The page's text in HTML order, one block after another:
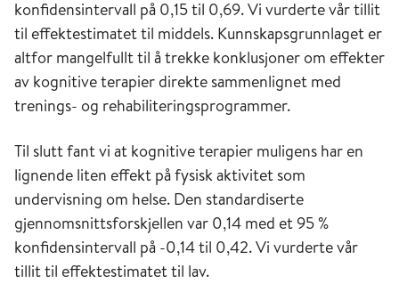
konfidensintervall på 0,15 til 0,69. Vi vurderte vår tillit
til effektestimatet til middels. Kunnskapsgrunnlaget er
altfor mangelfullt til å trekke konklusjoner om effekter
av kognitive terapier direkte sammenlignet med
trenings- og rehabiliteringsprogrammer.
Til slutt fant vi at kognitive terapier muligens har en
lignende liten effekt på fysisk aktivitet som
undervisning om helse. Den standardiserte
gjennomsnittsforskjellen var 0,14 med et 95 %
konfidensintervall på -0,14 til 0,42. Vi vurderte vår
tillit til effektestimatet til lav.